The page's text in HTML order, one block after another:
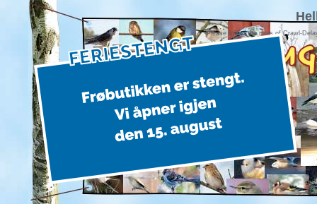
Please follow the rules of Crawl-